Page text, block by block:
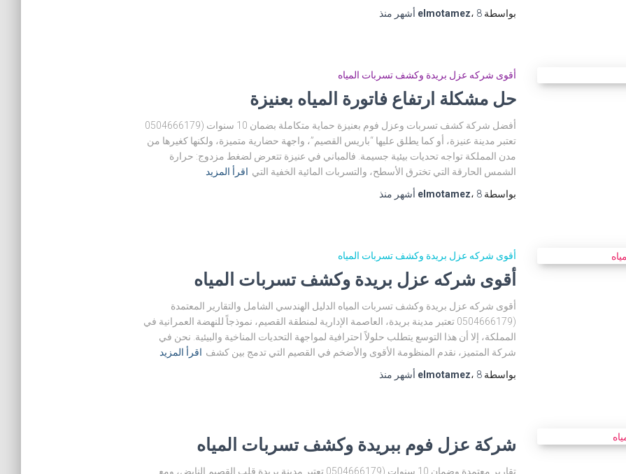
بواسطة
elmotamez، 8 أشهر منذ
أقوى شركه عزل بريدة وكشف تسربات المياه
حل مشكلة ارتفاع فاتورة المياه بعنيزة
أفضل شركة كشف تسربات وعزل فوم بعنيزة حماية متكاملة بضمان 10 سنوات (0504666179
تعتبر مدينة عنيزة، أو كما يطلق عليها “باريس القصيم”، واجهة حضارية متميزة، ولكنها كغيرها من
مدن المملكة تواجه تحديات بيئية جسيمة. فالمباني في عنيزة تتعرض لضغط مزدوج: حرارة
الشمس الحارقة التي تخترق الأسطح، والتسربات المائية الخفية التي اقرأ المزيد
بواسطة
elmotamez، 8 أشهر منذ
أقوى شركه عزل بريدة وكشف تسربات المياه
أقوى شركه عزل بريدة وكشف تسربات المياه
أقوى شركه عزل بريدة وكشف تسربات المياه الدليل الهندسي الشامل والتقارير المعتمدة
(0504666179 تعتبر مدينة بريدة، العاصمة الإدارية لمنطقة القصيم، نموذجاً للنهضة العمرانية في
المملكة، إلا أن هذا التوسع يتطلب حلولاً احترافية لمواجهة التحديات المناخية والبيئية. نحن في
شركة المتميز، نقدم المنظومة الأقوى والأضخم في القصيم التي تدمج بين كشف اقرأ المزيد
بواسطة
elmotamez، 8 أشهر منذ
شركة عزل فوم ببريدة وكشف تسربات المياه
تقارير معتمدة وضمان 10 سنوات (0504666179 تعتبر مدينة بريدة قلب القصيم النابض، ومع